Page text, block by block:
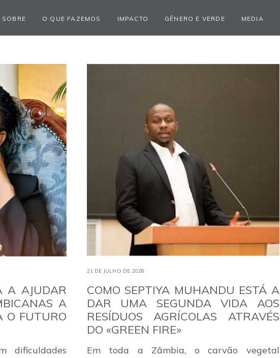
SOBRE O QUE FAZEMOS IMPACTO GÊNERO E VERDE MEDIA
A AJUDAR
A
O FUTURO
dificuldades
21 DE JULHO DE 2026
COMO SEPTIYA MUHANDU ESTÁ A
DAR UMA SEGUNDA VIDA AOS
RESÍDUOS AGRÍCOLAS ATRAVÉS
DO «GREEN FIRE»
Em toda a Zâmbia, o carvão vegetal